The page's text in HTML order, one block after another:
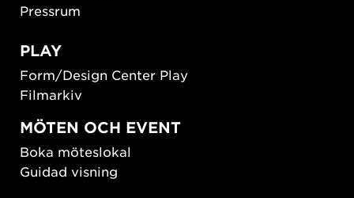
Pressrum
PLAY
Form/Design Center Play
Filmarkiv
MÖTEN OCH EVENT
Boka möteslokal
Guidad visning